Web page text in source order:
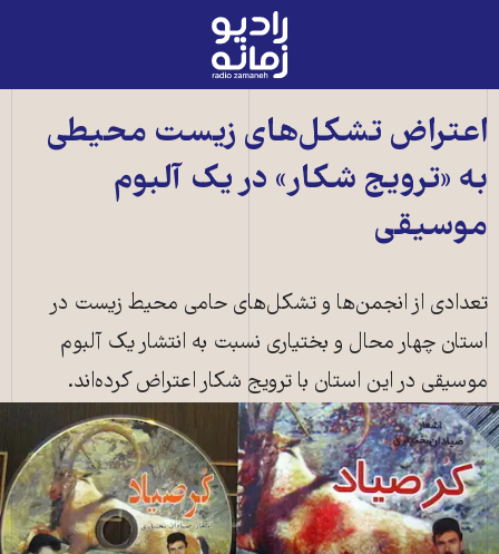
رادیو
زمانه
صفحه
اصلی
اعتراض تشکل‌های زیست محیطی
به «ترویج شکار» در یک آلبوم
موسیقی
تعدادی از انجمن‌ها و تشکل‌های حامی محیط زیست در
استان چهار محال و بختیاری نسبت به انتشار یک آلبوم
موسیقی در این استان با ترویج شکار اعتراض کرده‌اند.